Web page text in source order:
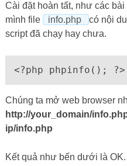
Cài đặt hoàn tất, như các
mình file
info.php
có nội
script đã chạy hay chưa.
<?php phpinfo(); ?>
Chúng ta mở web browser
http://your_domain/
ip/info.php
Kết quả như bến dưới là OK.